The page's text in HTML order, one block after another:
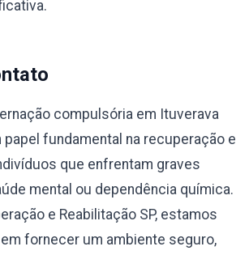
compulsória em Ituverava
papel fundamental na recuperação e
que enfrentam graves
mental ou dependência química.
e Reabilitação SP, estamos
fornecer um ambiente seguro,